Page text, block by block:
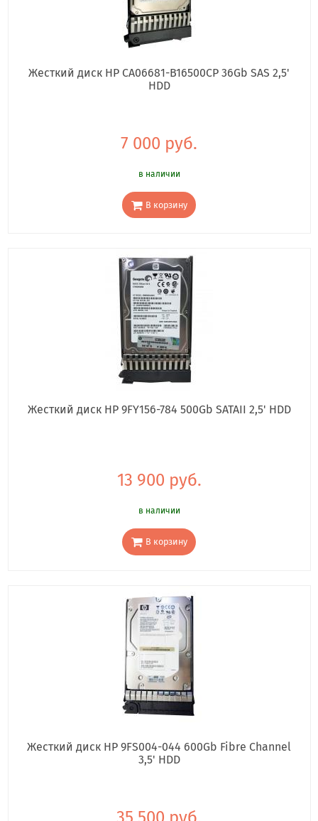
Жесткий диск HP CA06681-B16500CP 36Gb SAS 2,5'
HDD
7 000 руб.
в наличии
В корзину
Жесткий диск HP 9FY156-784 500Gb SATAII 2,5' HDD
13 900 руб.
в наличии
В корзину
Жесткий диск HP 9FS004-044 600Gb Fibre Channel
3,5' HDD